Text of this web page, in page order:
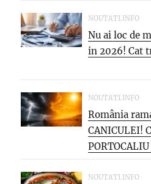
NOUTATI.INFO
Nu ai loc de
in 2026! Cat
NOUTATI.INFO
România
CANICULEI!
Meteorologii
NOUTATI.INFO